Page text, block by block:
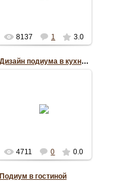
8137 1 3.0
Дизайн подиума в кухне - гостиной
4711 0 0.0
Подиум в гостиной